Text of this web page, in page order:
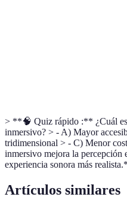
> **🧠 Quiz rápido :** ¿Cuál
inmersivo? > - A) Mayor
tridimensional > - C) Menor
inmersivo mejora la percepción
experiencia sonora más realista.*
Artículos similares